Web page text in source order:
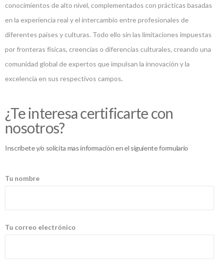
conocimientos de alto nivel, complementados con prácticas basadas
en la experiencia real y el intercambio entre profesionales de
diferentes países y culturas. Todo ello sin las limitaciones impuestas
por fronteras físicas, creencias o diferencias culturales, creando una
comunidad global de expertos que impulsan la innovación y la
excelencia en sus respectivos campos.
¿Te interesa certificarte con
nosotros?
Inscríbete y/o solicita mas información en el siguiente formulario
Tu nombre
Tu correo electrónico